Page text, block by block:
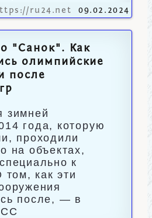
ru24.net 09.02.2024
"Санок". Как
олимпийские
после
зимней
года, которую
проходили
на объектах,
к
как эти
после, — в